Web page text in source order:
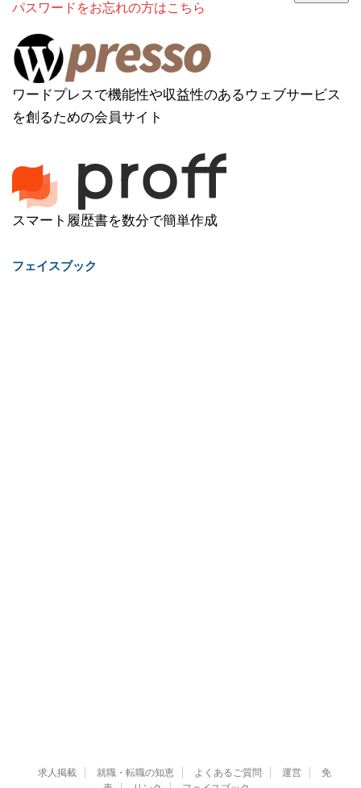
パスワードをお忘れの方はこちら
ワードプレスで機能性や収益性のあるウェブサービス
を創るための会員サイト
スマート履歴書を数分で簡単作成
フェイスブック
求人掲載 就職・転職の知恵 よくあるご質問 運営
免